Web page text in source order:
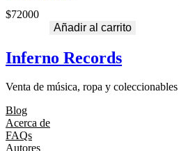
$72000
Añadir al carrito
Inferno Records
Venta de música, ropa y coleccionables
Blog
Acerca de
FAQs
Autores